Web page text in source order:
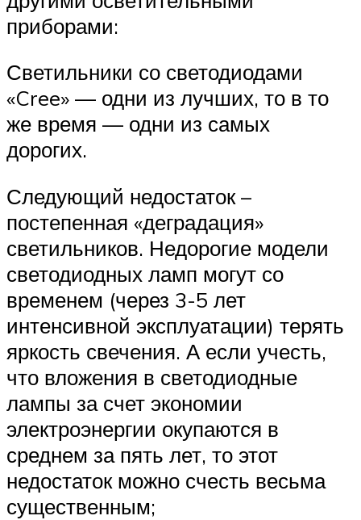
приборами:
Светильники со светодиодами
«Cree» — одни из лучших, то в то
же время — одни из самых
дорогих.
Следующий недостаток –
постепенная «деградация»
светильников. Недорогие модели
светодиодных ламп могут со
временем (через 3-5 лет
интенсивной эксплуатации) терять
яркость свечения. А если учесть,
что вложения в светодиодные
лампы за счет экономии
электроэнергии окупаются в
среднем за пять лет, то этот
недостаток можно счесть весьма
существенным;